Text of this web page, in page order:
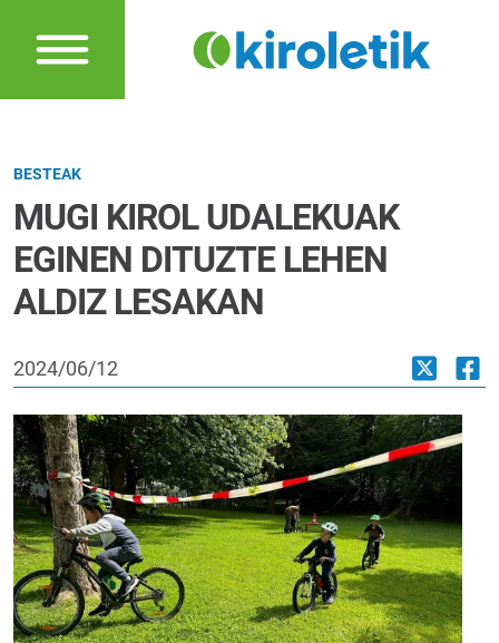
BESTEAK
MUGI KIROL UDALEKUAK
EGINEN DITUZTE LEHEN
ALDIZ LESAKAN
2024/06/12